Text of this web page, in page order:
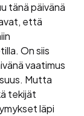
tänä päivänä
että
On siis
vaatimus
Mutta
tekijät
läpi